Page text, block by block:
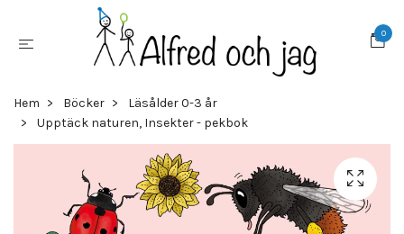
0
Hem Böcker
Läsålder 0-3 år
Upptäck naturen, Insekter - pekbok